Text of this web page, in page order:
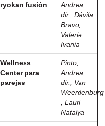
ryokan fusión
Andrea,
dir. ; Dávila
Bravo,
Valerie
Ivania
Wellness
Center para
parejas
Pinto,
Andrea,
dir. ; Van
Weerdenburg
, Lauri
Natalya